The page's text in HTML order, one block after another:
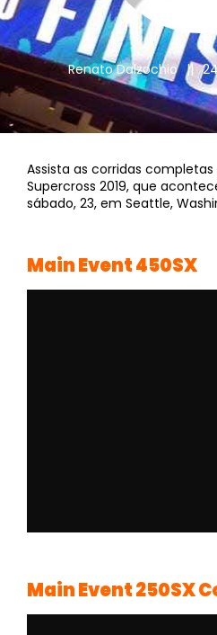
Renato Dalzochio ||
Assista as corridas completas
Supercross 2019, que
sábado, 23, em Seattle,
Main Event 450SX
Main Event 250SX